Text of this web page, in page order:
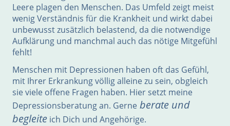
Leere plagen den Menschen. Das Umfeld zeigt meist
wenig Verständnis für die Krankheit und wirkt dabei
unbewusst zusätzlich belastend, da die notwendige
Aufklärung und manchmal auch das nötige Mitgefühl
fehlt!
Menschen mit Depressionen haben oft das Gefühl,
mit Ihrer Erkrankung völlig alleine zu sein, obgleich
sie viele offene Fragen haben. Hier setzt meine
Depressionsberatung an. Gerne berate und
begleite ich Dich und Angehörige.